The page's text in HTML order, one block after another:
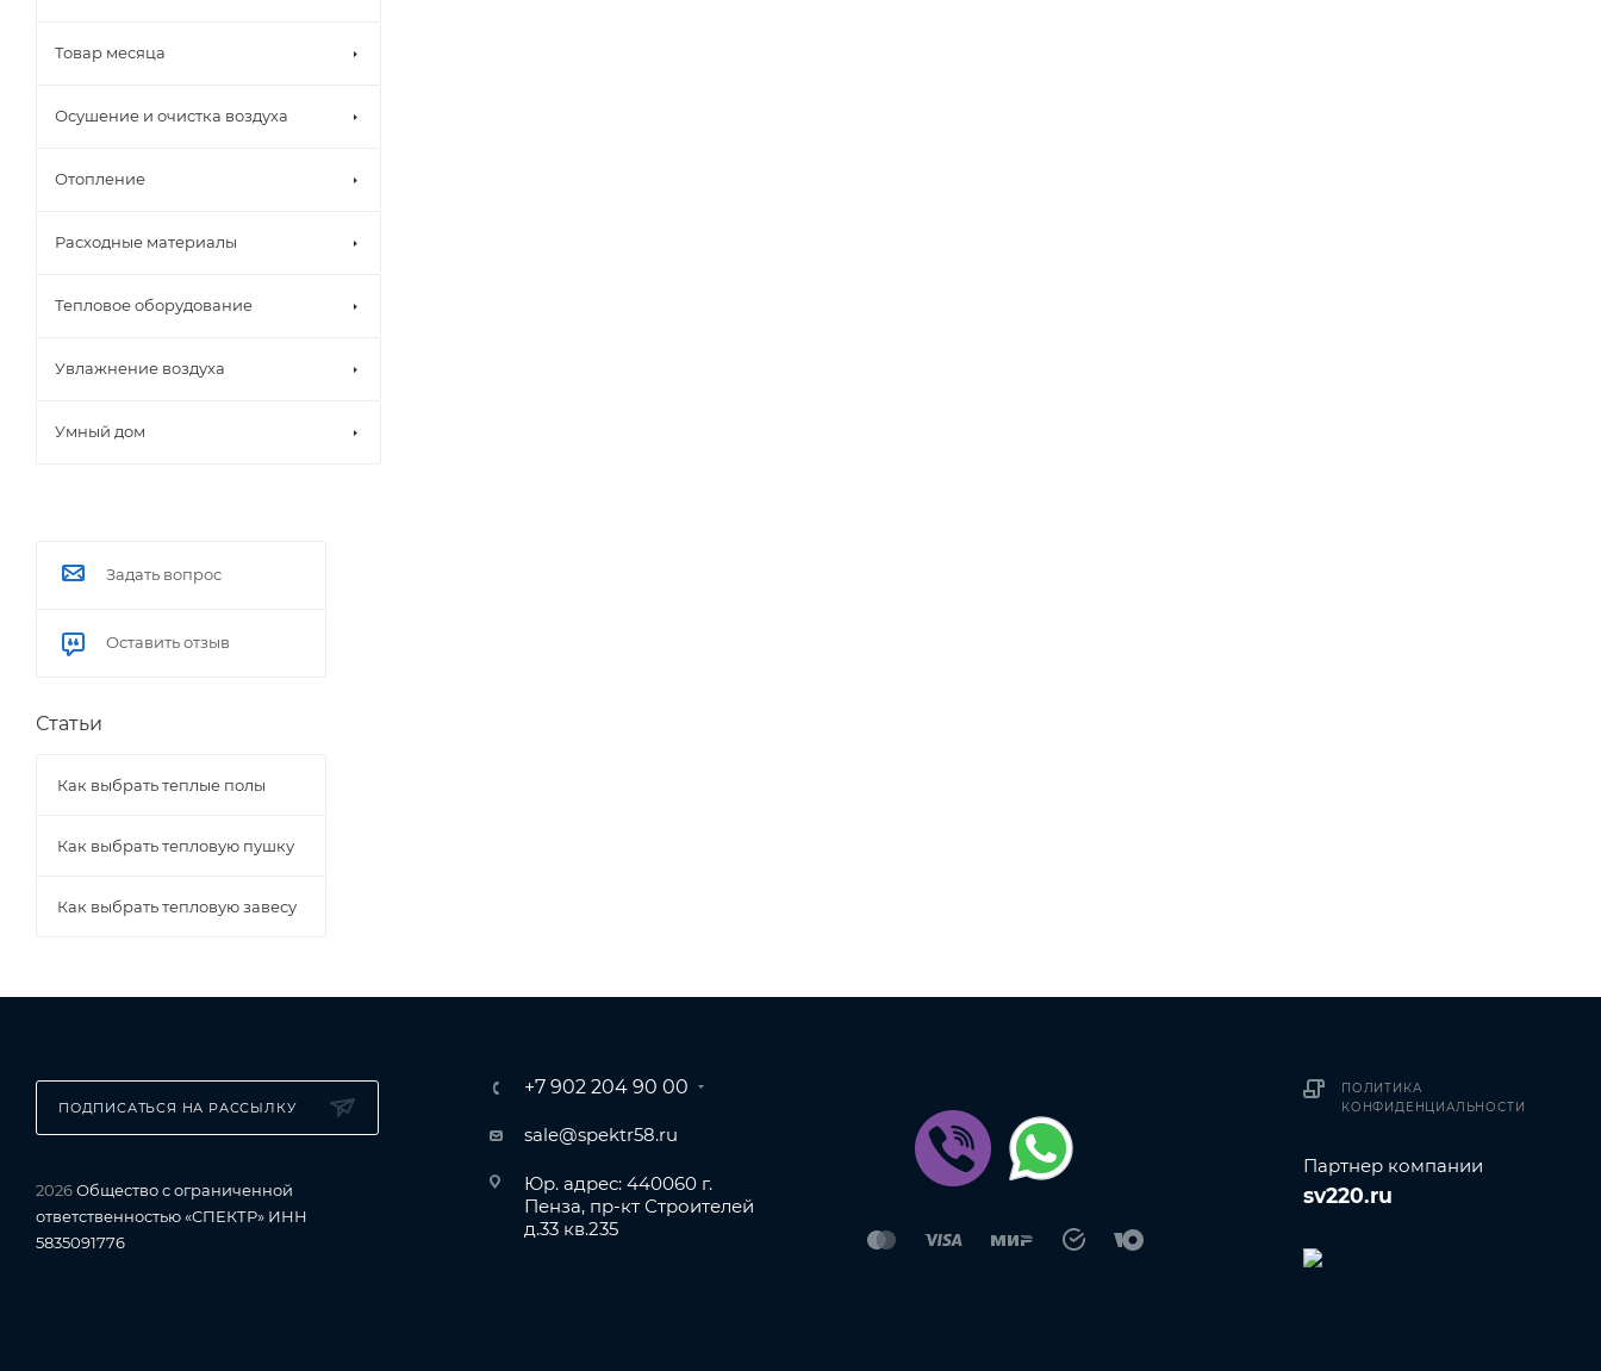
Товар месяца
Осушение и очистка воздуха
Отопление
Расходные материалы
Тепловое оборудование
Увлажнение воздуха
Умный дом
Задать вопрос
Оставить отзыв
Статьи
Как выбрать теплые полы
Как выбрать тепловую пушку
Как выбрать тепловую завесу
ПОДПИСАТЬСЯ НА РАССЫЛКУ
2026Общество с ограниченной
ответственностью «СПЕКТР» ИНН
5835091776
+7 902 204 90 00
sale@spektr58.ru
Юр. адрес: 440060 г.
Пенза, пр-кт Строителей
д.33 кв.235
ПОЛИТИКА
КОНФИДЕНЦИАЛЬНОСТИ
Партнер компании
sv220.ru